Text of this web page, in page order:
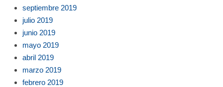
septiembre 2019
julio 2019
junio 2019
mayo 2019
abril 2019
marzo 2019
febrero 2019